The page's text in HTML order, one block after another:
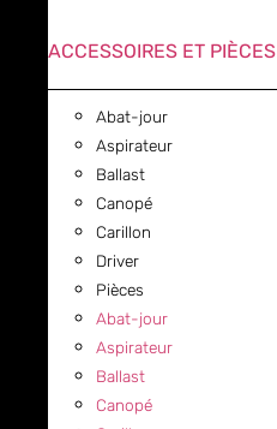
ACCESSOIRES ET PIÈCES
Abat-jour
Aspirateur
Ballast
Canopé
Carillon
Driver
Pièces
Abat-jour
Aspirateur
Ballast
Canopé